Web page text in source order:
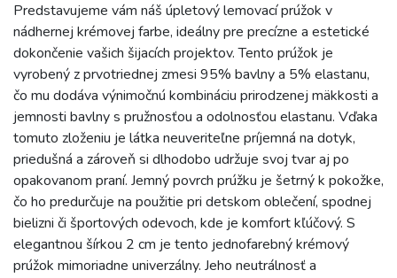
Predstavujeme vám náš úpletový lemovací prúžok v
nádhernej krémovej farbe, ideálny pre precízne a estetické
dokončenie vašich šijacích projektov. Tento prúžok je
vyrobený z prvotriednej zmesi 95% bavlny a 5% elastanu,
čo mu dodáva výnimočnú kombináciu prirodzenej mäkkosti a
jemnosti bavlny s pružnosťou a odolnosťou elastanu. Vďaka
tomuto zloženiu je látka neuveriteľne príjemná na dotyk,
priedušná a zároveň si dlhodobo udržuje svoj tvar aj po
opakovanom praní. Jemný povrch prúžku je šetrný k pokožke,
čo ho predurčuje na použitie pri detskom oblečení, spodnej
bielizni či športových odevoch, kde je komfort kľúčový. S
elegantnou šírkou 2 cm je tento jednofarebný krémový
prúžok mimoriadne univerzálny. Jeho neutrálnosť a